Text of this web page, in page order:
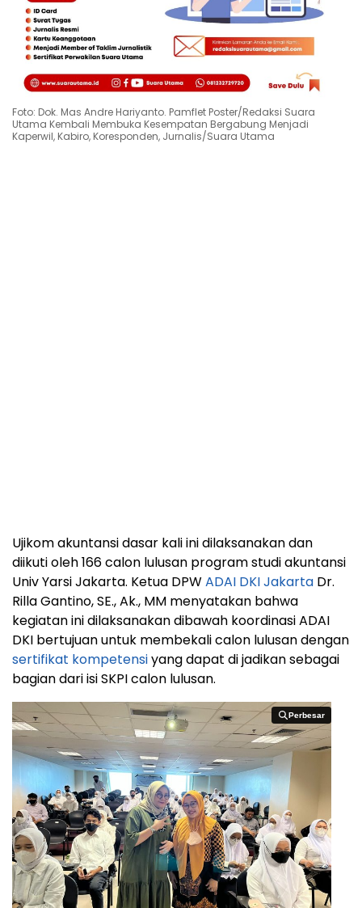
Foto: Dok. Mas Andre Hariyanto. Pamflet Poster/Redaksi Suara
Utama Kembali Membuka Kesempatan Bergabung Menjadi
Kaperwil, Kabiro, Koresponden, Jurnalis/Suara Utama
Ujikom akuntansi dasar kali ini dilaksanakan dan
diikuti oleh 166 calon lulusan program studi akuntansi
Univ Yarsi Jakarta. Ketua DPWADAI DKI Jakarta Dr.
Rilla Gantino, SE., Ak., MM menyatakan bahwa
kegiatan ini dilaksanakan dibawah koordinasi ADAI
DKI bertujuan untuk membekali calon lulusan dengan
sertifikat kompetensiyang dapat di jadikan sebagai
bagian dari isi SKPI calon lulusan.
Perbesar
Perbesar